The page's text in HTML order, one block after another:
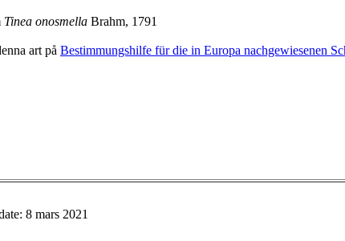
Tinea onosmella Brahm, 1791
art på Bestimmungshilfe für die in Europa nachgewiesenen
8 mars 2021